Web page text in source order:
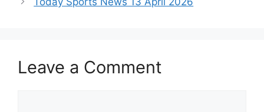
Leave a Comment